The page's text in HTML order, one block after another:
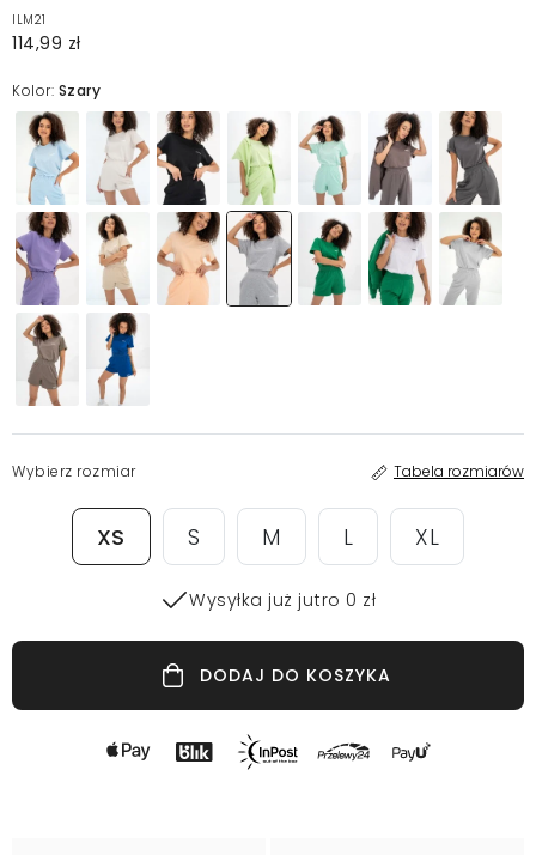
ILM21
114,99 zł
Kolor: Szary
Wybierz rozmiar Tabela rozmiarów
XS S M L XL
Wysyłka już jutro 0 zł
DODAJ DO KOSZYKA